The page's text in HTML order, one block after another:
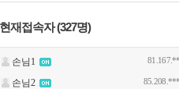
현재접속자 (327명)